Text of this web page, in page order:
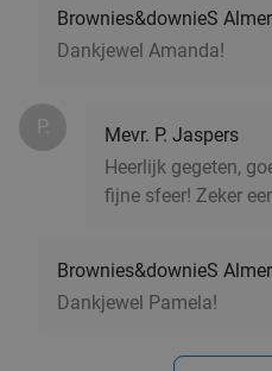
Brownies&downieS
Dankjewel Amanda!
P.
Mevr. P. Jaspers
Heerlijk gegeten,
fijne sfeer! Zeker
Brownies&downieS
Dankjewel Pamela!